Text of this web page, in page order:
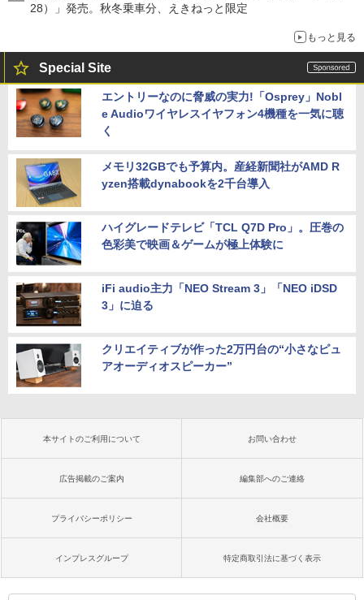
28）」発売。秋冬乗車分、えきねっと限定
もっと見る
Special Site
エントリーなのに脅威の実力!「Osprey」Nobl
e Audioワイヤレスイヤフォン4機種を一気に聴
く
メモリ32GBでも予算内。産経新聞社がAMD R
yzen搭載dynabookを2千台導入
ハイグレードテレビ「TCL Q7D Pro」。圧巻の
色彩美で映画＆ゲームが極上体験に
iFi audio主力「NEO Stream 3」「NEO iDSD
3」に迫る
クリエイティブが作った2万円台の“小さなピュ
アオーディオスピーカー”
本サイトのご利用について お問い合わせ
広告掲載のご案内 編集部へのご連絡
プライバシーポリシー 会社概要
インプレスグループ 特定商取引法に基づく表示